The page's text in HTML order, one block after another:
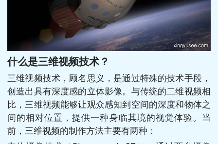
什么是三维视频技术？
三维视频技术，顾名思义，是通过特殊的技术手段，
创造出具有深度感的立体影像。与传统的二维视频相
比，三维视频能够让观众感知到空间的深度和物体之
间的相对位置，提供一种身临其境的视觉体验。当
前，三维视频的制作方法主要有两种：